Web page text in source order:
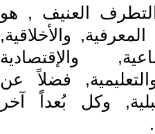
العنيف , هو
والأخلاقية,
والإقتصادية
فضلاً عن
وكل بُعداً آخر